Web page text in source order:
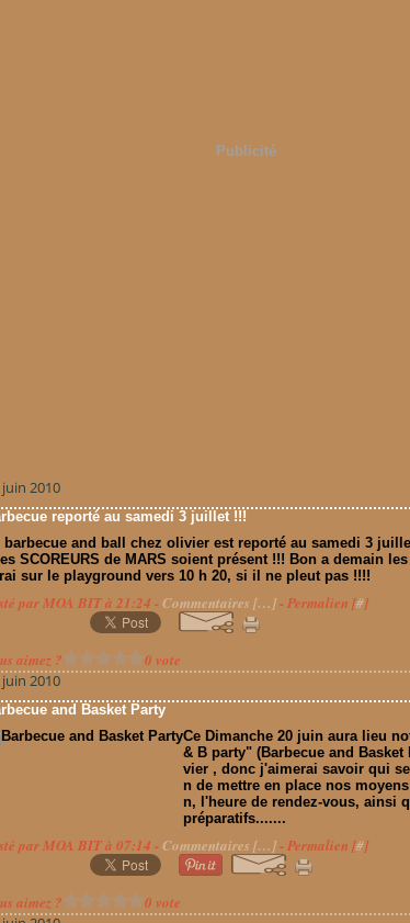
Publicité
2010
reporté au samedi 3 juillet !!!
barbecue and ball chez olivier est reporté au samedi 3
SCOREURS de MARS soient présent !!! Bon a demain
sur le playground vers 10 h 20, si il ne pleut pas !!!!
par MOA BIT à 21:24 - Commentaires […]- Permalien [#]
aimez ?
0 vote
2010
and Basket Party
Ce Dimanche 20 juin aura lieu
& B party" (Barbecue and Basket
vier , donc j'aimerai savoir qui
n de mettre en place nos
n, l'heure de rendez-vous, ainsi
préparatifs.......
par MOA BIT à 07:14 - Commentaires […]- Permalien [#]
aimez ?
0 vote